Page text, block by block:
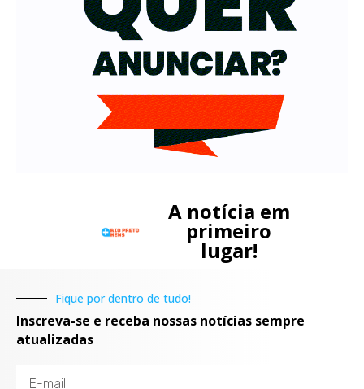
A notícia em
primeiro
lugar!
Fique por dentro de tudo!
Inscreva-se e receba nossas notícias sempre
atualizadas